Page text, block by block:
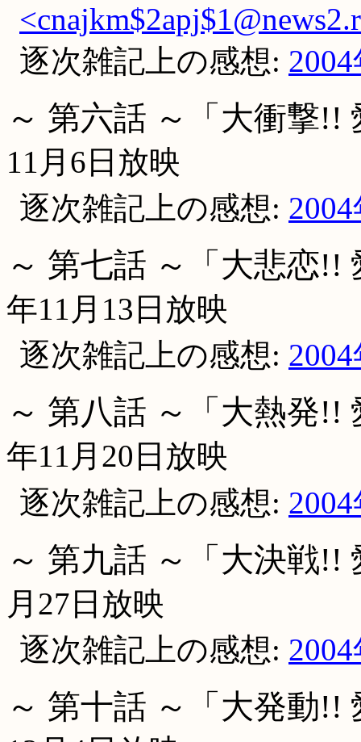
逐次雑記上の感想:
～ 第六話 ～「大衝撃
11月6日放映
逐次雑記上の感想:
～ 第七話 ～「大悲恋!!
年11月13日放映
逐次雑記上の感想:
～ 第八話 ～「大熱発!!
年11月20日放映
逐次雑記上の感想:
～ 第九話 ～「大決戦!!
月27日放映
逐次雑記上の感想:
～ 第十話 ～「大発動!!